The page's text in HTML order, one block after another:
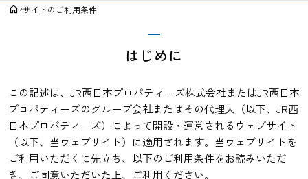
home›サイトのご利用条件
はじめに
この記述は、JR西日本プロパティーズ株式会社またはJR西日本
プロパティーズのグループ会社またはその代理人（以下、JR西
日本プロパティーズ）によって開設・運営されるウェブサイト
（以下、当ウェブサイト）に適用されます。当ウェブサイトを
ご利用いただくに先立ち、以下のご利用条件をお読みいただ
き、ご同意いただいた上、ご利用ください。